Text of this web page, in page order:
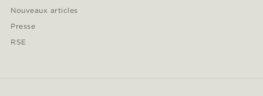
Nouveaux articles
Presse
RSE